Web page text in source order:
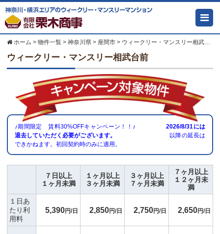
ホーム > 物件一覧 > 神奈川県 > 座間市 > ウィークリー・マンスリー相武台前
ウィークリー・マンスリー相武台前
♪期間限定 賃料30%OFFキャンペーン！！♪2026/8/31には
退去していただく必要がございます。
以降の延長は
できかねます。初回契約時のみに適用。
７日以上
１ヶ月未満
１ヶ月以上
３ヶ月未満
３ヶ月以上
７ヶ月未満
７ヶ月以上
１２ヶ月未
満
１日あ
たり利
用料
5,390円/日 2,850円/日 2,750円/日 2,650円/日